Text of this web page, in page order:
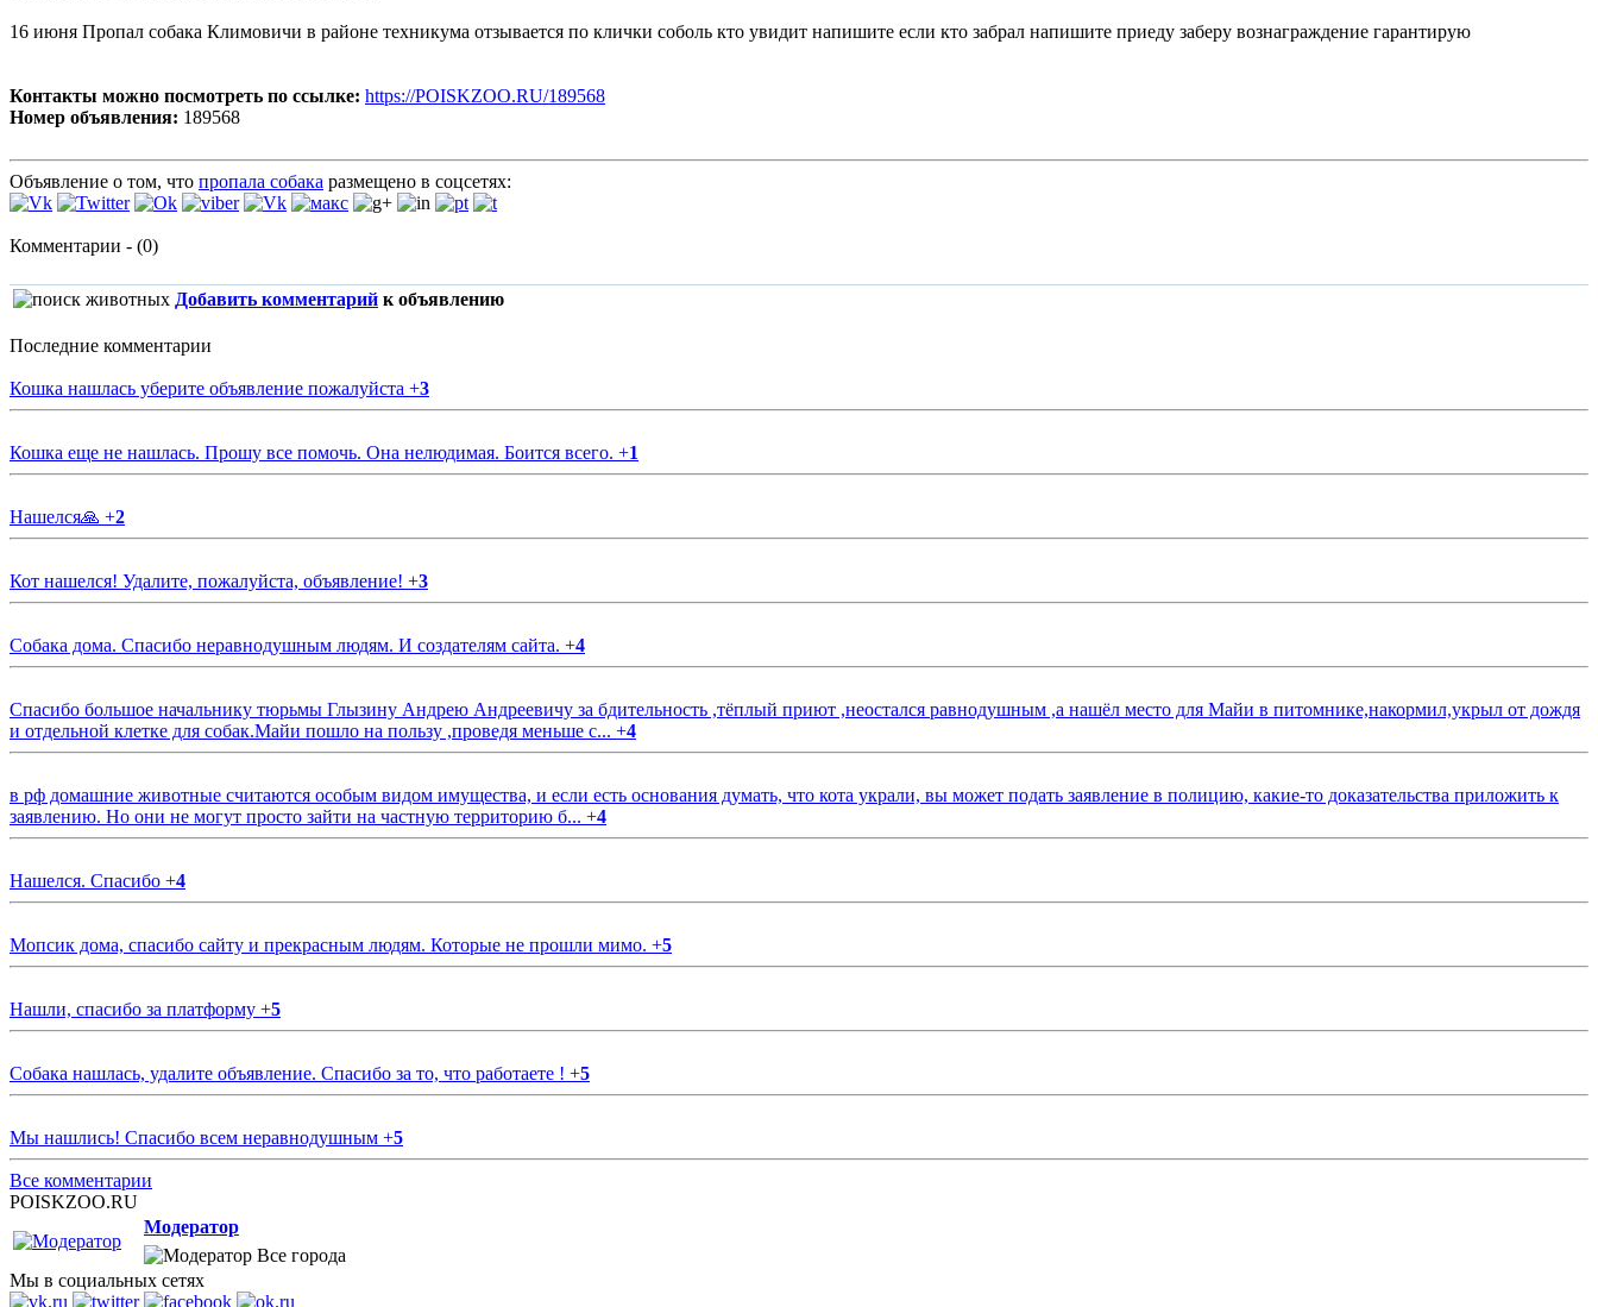
16 июня Пропал собака Климовичи в районе техникума отзывается по клички соболь кто увидит напишите если кто забрал напишите приеду заберу вознаграждение гарантирую
Контакты можно посмотреть по ссылке: https://POISKZOO.RU/189568
Номер объявления: 189568
Объявление о том, что пропала собака размещено в соцсетях:
Комментарии - (0)
Добавить комментарий к объявлению
Последние комментарии
Кошка нашлась уберите объявление пожалуйста +3
Кошка еще не нашлась. Прошу все помочь. Она нелюдимая. Боится всего. +1
Нашелся🙏 +2
Кот нашелся! Удалите, пожалуйста, объявление! +3
Собака дома. Спасибо неравнодушным людям. И создателям сайта. +4
Спасибо большое начальнику тюрьмы Глызину Андрею Андреевичу за бдительность ,тёплый приют ,неостался равнодушным ,а нашёл место для Майи в питомнике,накормил,укрыл от дождя
и отдельной клетке для собак.Майи пошло на пользу ,проведя меньше с... +4
в рф домашние животные считаются особым видом имущества, и если есть основания думать, что кота украли, вы может подать заявление в полицию, какие-то доказательства приложить к
заявлению. Но они не могут просто зайти на частную территорию б... +4
Нашелся. Спасибо +4
Мопсик дома, спасибо сайту и прекрасным людям. Которые не прошли мимо. +5
Нашли, спасибо за платформу +5
Собака нашлась, удалите объявление. Спасибо за то, что работаете ! +5
Мы нашлись! Спасибо всем неравнодушным +5
Все комментарии
POISKZOO.RU
Модератор
Все города
Мы в социальных сетях